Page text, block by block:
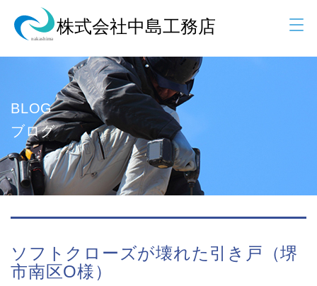
BLOG
ブログ
ソフトクローズが壊れた引き戸（堺
市南区O様）